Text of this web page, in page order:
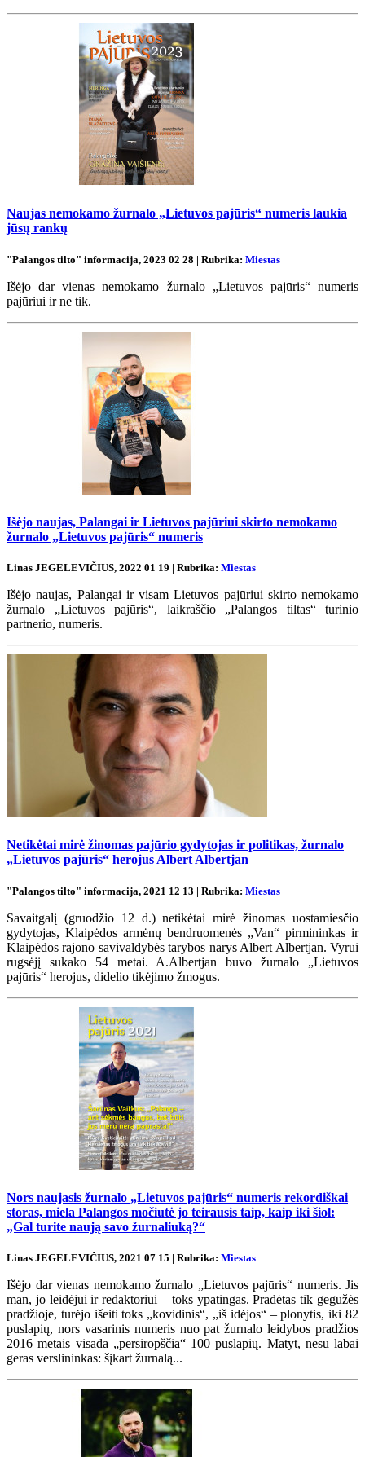
Naujas nemokamo žurnalo „Lietuvos pajūris“ numeris laukia
jūsų rankų
"Palangos tilto" informacija, 2023 02 28 | Rubrika: Miestas
Išėjo dar vienas nemokamo žurnalo „Lietuvos pajūris“ numeris
pajūriui ir ne tik.
Išėjo naujas, Palangai ir Lietuvos pajūriui skirto nemokamo
žurnalo „Lietuvos pajūris“ numeris
Linas JEGELEVIČIUS, 2022 01 19 | Rubrika: Miestas
Išėjo naujas, Palangai ir visam Lietuvos pajūriui skirto nemokamo
žurnalo „Lietuvos pajūris“, laikraščio „Palangos tiltas“ turinio
partnerio, numeris.
Netikėtai mirė žinomas pajūrio gydytojas ir politikas, žurnalo
„Lietuvos pajūris“ herojus Albert Albertjan
"Palangos tilto" informacija, 2021 12 13 | Rubrika: Miestas
Savaitgalį (gruodžio 12 d.) netikėtai mirė žinomas uostamiesčio
gydytojas, Klaipėdos armėnų bendruomenės „Van“ pirmininkas ir
Klaipėdos rajono savivaldybės tarybos narys Albert Albertjan. Vyrui
rugsėjį sukako 54 metai. A.Albertjan buvo žurnalo „Lietuvos
pajūris“ herojus, didelio tikėjimo žmogus.
Nors naujasis žurnalo „Lietuvos pajūris“ numeris rekordiškai
storas, miela Palangos močiutė jo teirausis taip, kaip iki šiol:
„Gal turite naują savo žurnaliuką?“
Linas JEGELEVIČIUS, 2021 07 15 | Rubrika: Miestas
Išėjo dar vienas nemokamo žurnalo „Lietuvos pajūris“ numeris. Jis
man, jo leidėjui ir redaktoriui – toks ypatingas. Pradėtas tik gegužės
pradžioje, turėjo išeiti toks „kovidinis“, „iš idėjos“ – plonytis, iki 82
puslapių, nors vasarinis numeris nuo pat žurnalo leidybos pradžios
2016 metais visada „persiropščia“ 100 puslapių. Matyt, nesu labai
geras verslininkas: šįkart žurnalą...